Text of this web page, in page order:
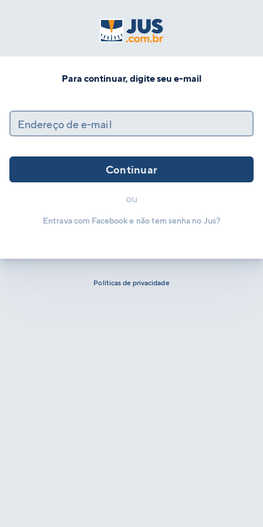
Para continuar, digite seu e-mail
Endereço de e-mail
Continuar
ou
Entrava com Facebook e não tem senha no Jus?
Políticas de privacidade